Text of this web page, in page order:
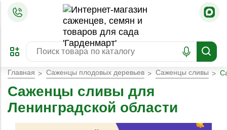
ПРЕДЗАКАЗ
ЗАБРОНИРОВАТЬ
ЛУЧШЕЕ
Главная Саженцы плодовых деревьев Саженцы сливы
Саженцы сливы для
Ленинградской области